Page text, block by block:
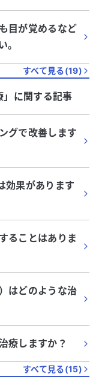
目が覚めるなど
。
すべて見る(19)
」に関する記事
グで改善します
効果があります
ることはありま
はどのような治
療しますか？
すべて見る(15)